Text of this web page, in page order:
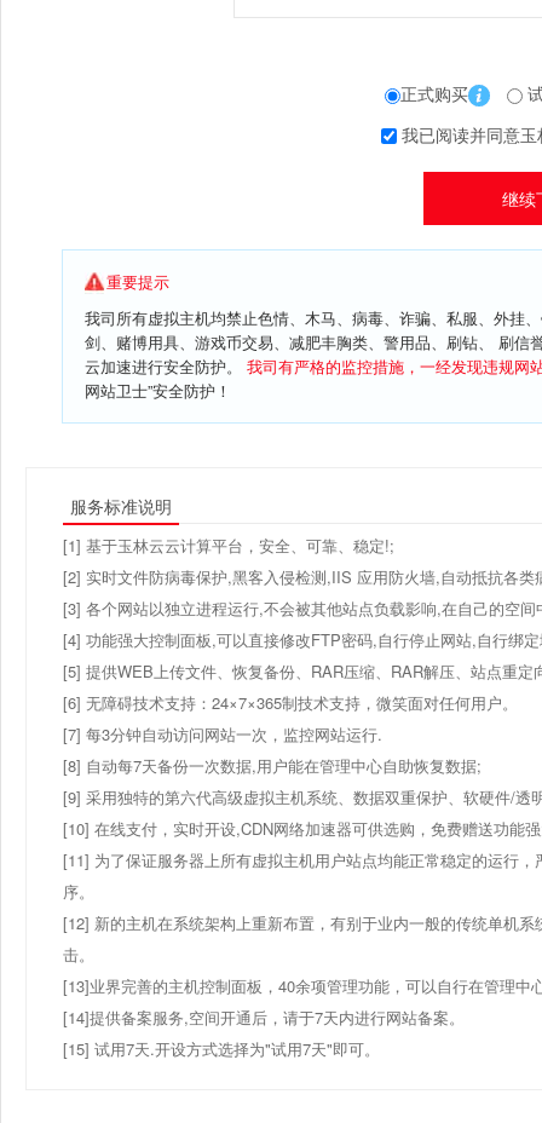
正式购买
我已阅读并同意玉
重要提示
我司所有虚拟主机均禁止色情、木马、病毒、诈骗、私服、外挂
剑、赌博用具、游戏币交易、减肥丰胸类、警用品、刷钻、 刷
云加速进行安全防护。 我司有严格的监控措施，一经发现违规网
网站卫士”安全防护！
服务标准说明
[1] 基于玉林云云计算平台，安全、可靠、稳定!;
[2] 实时文件防病毒保护,黑客入侵检测,IIS 应用防火墙,自动抵抗各类
[3] 各个网站以独立进程运行,不会被其他站点负载影响,在自己的空
[4] 功能强大控制面板,可以直接修改FTP密码,自行停止网站,自行绑
[5] 提供WEB上传文件、恢复备份、RAR压缩、RAR解压、站点重
[6] 无障碍技术支持：24×7×365制技术支持，微笑面对任何用户。
[7] 每3分钟自动访问网站一次，监控网站运行.
[8] 自动每7天备份一次数据,用户能在管理中心自助恢复数据;
[9] 采用独特的第六代高级虚拟主机系统、数据双重保护、软硬件/透
[10] 在线支付，实时开设,CDN网络加速器可供选购，免费赠送功能
[11] 为了保证服务器上所有虚拟主机用户站点均能正常稳定的运行
序。
[12] 新的主机在系统架构上重新布置，有别于业内一般的传统单机
击。
[13]业界完善的主机控制面板，40余项管理功能，可以自行在管理中
[14]提供备案服务,空间开通后，请于7天内进行网站备案。
[15] 试用7天.开设方式选择为"试用7天"即可。